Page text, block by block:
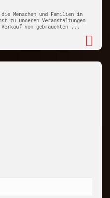
die Menschen und Familien in
zu unseren Veranstaltungen
von gebrauchten ...